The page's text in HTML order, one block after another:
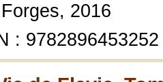
2016
: 9782896453252